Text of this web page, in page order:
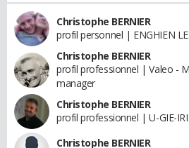
Christophe BERNIER
profil personnel | ENGHIEN
Christophe BERNIER
profil professionnel | Valeo -
manager
Christophe BERNIER
profil professionnel | U-GIE-
Christophe BERNIER